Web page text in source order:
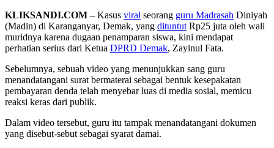
KLIKSANDI.COM – Kasus viral seorang guru Madrasah Diniyah
(Madin) di Karanganyar, Demak, yang dituntut Rp25 juta oleh wali
muridnya karena dugaan penamparan siswa, kini mendapat
perhatian serius dari Ketua DPRD Demak, Zayinul Fata.
Sebelumnya, sebuah video yang menunjukkan sang guru
menandatangani surat bermaterai sebagai bentuk kesepakatan
pembayaran denda telah menyebar luas di media sosial, memicu
reaksi keras dari publik.
Dalam video tersebut, guru itu tampak menandatangani dokumen
yang disebut-sebut sebagai syarat damai.